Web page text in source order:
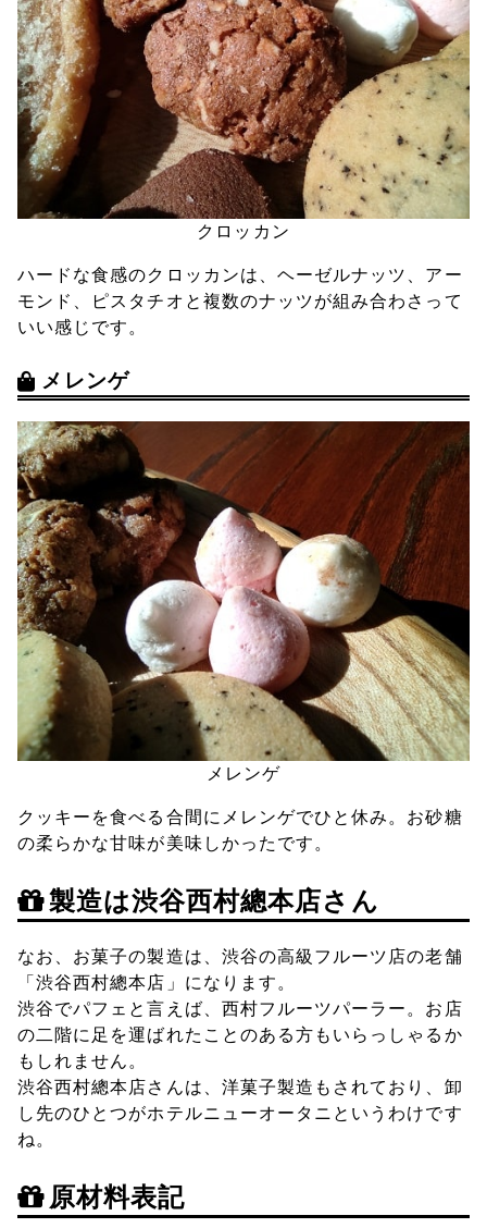
クロッカン
ハードな食感のクロッカンは、ヘーゼルナッツ、アー
モンド、ピスタチオと複数のナッツが組み合わさって
いい感じです。
メレンゲ
メレンゲ
クッキーを食べる合間にメレンゲでひと休み。お砂糖
の柔らかな甘味が美味しかったです。
製造は渋谷西村總本店さん
なお、お菓子の製造は、渋谷の高級フルーツ店の老舗
「渋谷西村總本店」になります。
渋谷でパフェと言えば、西村フルーツパーラー。お店
の二階に足を運ばれたことのある方もいらっしゃるか
もしれません。
渋谷西村總本店さんは、洋菓子製造もされており、卸
し先のひとつがホテルニューオータニというわけです
ね。
原材料表記